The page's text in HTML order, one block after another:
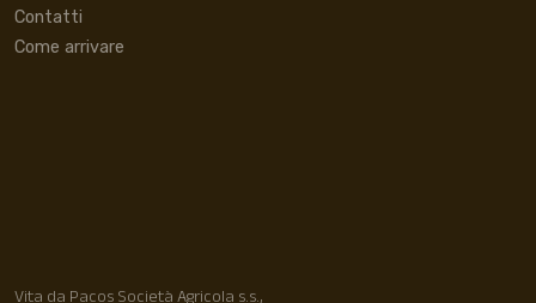
Contatti
Come arrivare